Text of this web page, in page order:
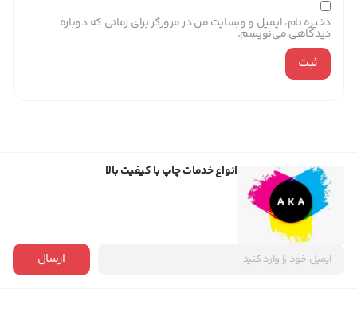
ذخیره نام، ایمیل و وبسایت من در مرورگر برای زمانی که دوباره
دیدگاهی می‌نویسم.
انواع خدمات چاپ با کیفیت بالا
ارسال